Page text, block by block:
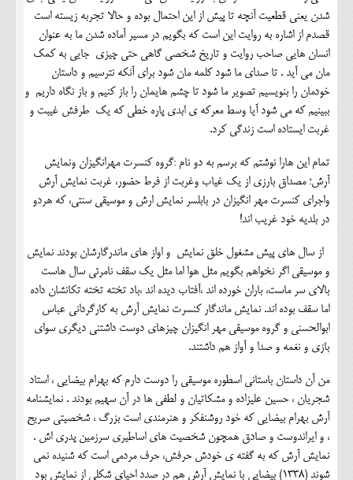
شدن یعنی قطعیت آنچه تا پیش از این احتمال بوده و حالا تجربه زیسته است
قصدم از اشاره به روایت این است که بگویم در مسیر آماده شدن ما به عنوان
انسان هایی صاحب روایت و تاریخ شخصی گاهی حتی چیزی جایی به کمک
مان می آید . تا صدای ما شود کلمه مان شود برای آنکه نترسیم و داستان
خودمان را بنویسیم تصویر ما شود تا چشم هایمان را باز کنیم و باز نگاه داریم و
ببینیم که می شود آیا وسط معرکه ی ابدی پاره خطی که یک طرفش غیبت و
غربت ایستاده است زندگی کرد.
تمام این هارا نوشتم که برسم به دو نام :گروه کنسرت مهرانگیزان ونمایش
آرش؛ مصداق بارزی از یک غیاب وغربت از فرط حضور، غربت نمایش آرش
واجرای کنسرت مهر انگیزان در بابلسر نمایش ارش و موسیقی سنتی، که هردو
در بلدیه خود غریب اند!
از سال های پیش مشغول خلق نمایش و اواز های ماندرگارشان بودند نمایش
و موسیقی اگر نخواهم بگویم مثل هوا اما مثل یک سقف نامرئی سال هاست
بالای سر ماست، باران خورده اند ،آفتاب دیده اند ،باد تخته تخته تکانشان داده
اما سقف بوده اند. نمایش ماندگار کنسرت نمایش آرش به کارگردانی عباس
ابوالحسنی و گروه موسیقی مهر انگیزان چیزهای دوست داشتنی دیگری سوای
بازی و نغمه و صدا و آواز هم داشتند.
من آن داستان باستانی اسطوره موسیقی را دوست دارم که بهرام بیضایی ، استاد
شجریان ، حسین علیزاده و مشکاتیان و لطفی ها در آن سهیم بودند . نمایشنامه
آرش بهرام بیضایی که خود روشنفکر و هنرمندی است بزرگ ، شخصیتی صریح
، و ایراندوست و صادق همچون شخصیت های اساطیری سرزمین پدری اش .
نمایش آرش که به گفته ی خودش حرفش، حرف مردمی است که شنیده نمی
شوند (1338) بیضایی با نمایش آرش هم در صدد احیای شکلی از نمایش بود